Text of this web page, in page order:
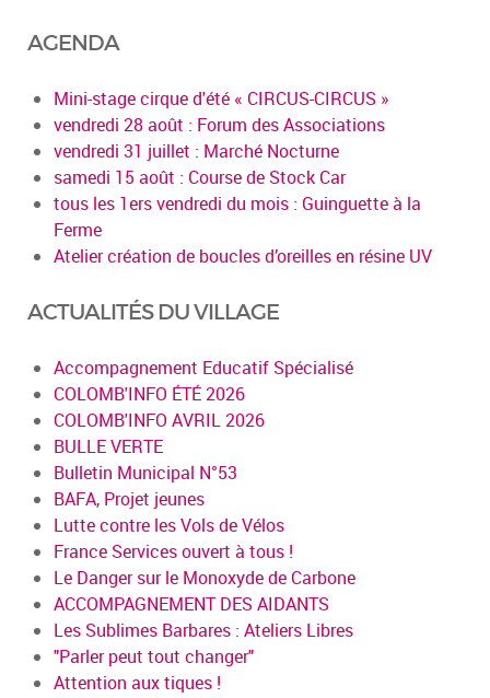
AGENDA
Mini-stage cirque d'été « CIRCUS-CIRCUS »
vendredi 28 août : Forum des Associations
vendredi 31 juillet : Marché Nocturne
samedi 15 août : Course de Stock Car
tous les 1ers vendredi du mois : Guinguette à la
Ferme
Atelier création de boucles d’oreilles en résine UV
ACTUALITÉS DU VILLAGE
Accompagnement Educatif Spécialisé
COLOMB'INFO ÉTÉ 2026
COLOMB'INFO AVRIL 2026
BULLE VERTE
Bulletin Municipal N°53
BAFA, Projet jeunes
Lutte contre les Vols de Vélos
France Services ouvert à tous !
Le Danger sur le Monoxyde de Carbone
ACCOMPAGNEMENT DES AIDANTS
Les Sublimes Barbares : Ateliers Libres
"Parler peut tout changer"
Attention aux tiques !